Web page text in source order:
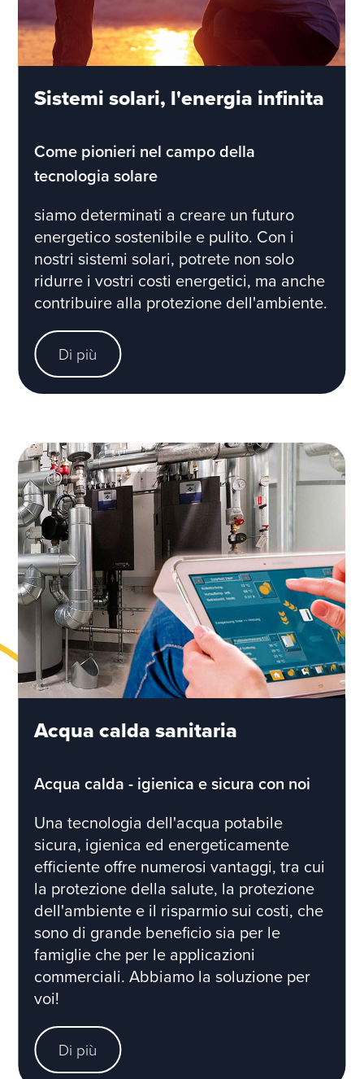
Sistemi solari, l'energia infinita
Come pionieri nel campo della
tecnologia solare
siamo determinati a creare un futuro
energetico sostenibile e pulito. Con i
nostri sistemi solari, potrete non solo
ridurre i vostri costi energetici, ma anche
contribuire alla protezione dell'ambiente.
Di più
Acqua calda sanitaria
Acqua calda - igienica e sicura con noi
Una tecnologia dell'acqua potabile
sicura, igienica ed energeticamente
efficiente offre numerosi vantaggi, tra cui
la protezione della salute, la protezione
dell'ambiente e il risparmio sui costi, che
sono di grande beneficio sia per le
famiglie che per le applicazioni
commerciali. Abbiamo la soluzione per
voi!
Di più